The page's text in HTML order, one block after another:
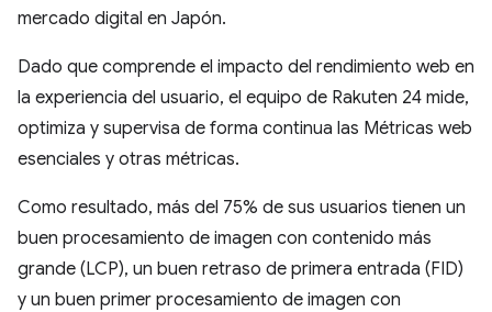
mercado digital en Japón.
Dado que comprende el impacto del rendimiento web en
la experiencia del usuario, el equipo de Rakuten 24 mide,
optimiza y supervisa de forma continua las Métricas web
esenciales y otras métricas.
Como resultado, más del 75% de sus usuarios tienen un
buen procesamiento de imagen con contenido más
grande (LCP), un buen retraso de primera entrada (FID)
y un buen primer procesamiento de imagen con